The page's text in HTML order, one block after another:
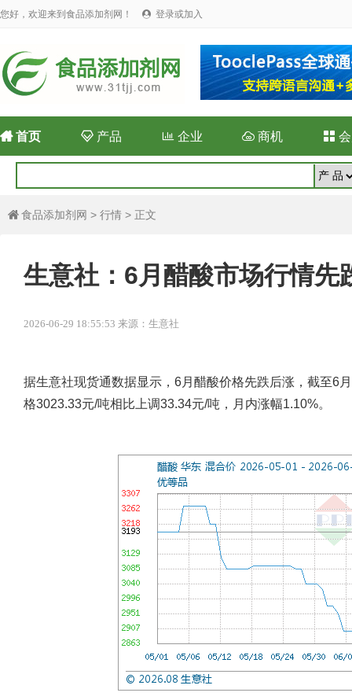
您好，欢迎来到食品添加剂网！  登录或加入
首页 产品 企业  商机 
 食品添加剂网 > 行情 > 正文
生意社：6月醋酸市场行情先
2026-06-29 18:55:53 来源：生意社
据生意社现货通数据显示，6月醋酸价格先跌后涨，截至6
格3023.33元/吨相比上调33.34元/吨，月内涨幅1.10%。